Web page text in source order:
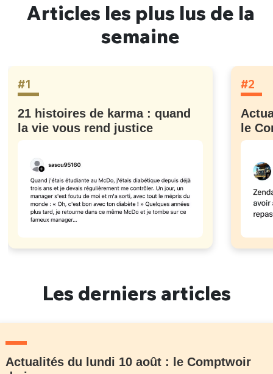
Articles les plus lus de la
semaine
#1
21 histoires de karma : quand
la vie vous rend justice
#2
le
Les derniers articles
Actualités du lundi 10 août : le Comptwoir